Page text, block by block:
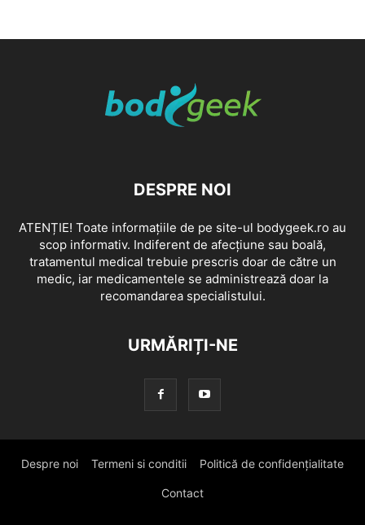
DESPRE NOI
ATENȚIE! Toate informațiile de pe site-ul bodygeek.ro au
scop informativ. Indiferent de afecțiune sau boală,
tratamentul medical trebuie prescris doar de către un
medic, iar medicamentele se administrează doar la
recomandarea specialistului.
URMĂRIȚI-NE
Despre noi Termeni si conditii Politică de confidențialitate
Contact